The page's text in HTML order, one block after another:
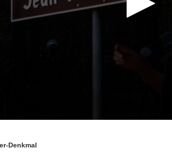
Denkmal